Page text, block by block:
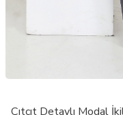
Çıtçıt Detaylı Modal